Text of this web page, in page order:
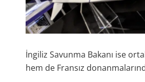
İngiliz Savunma Bakanı ise
hem de Fransız